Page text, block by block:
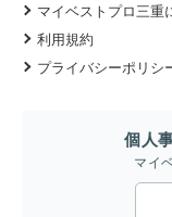
マイベストプロ三重
利用規約
プライバシーポリシ
個人
マイ